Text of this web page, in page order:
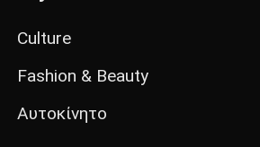
Culture
Fashion & Beauty
Αυτοκίνητο